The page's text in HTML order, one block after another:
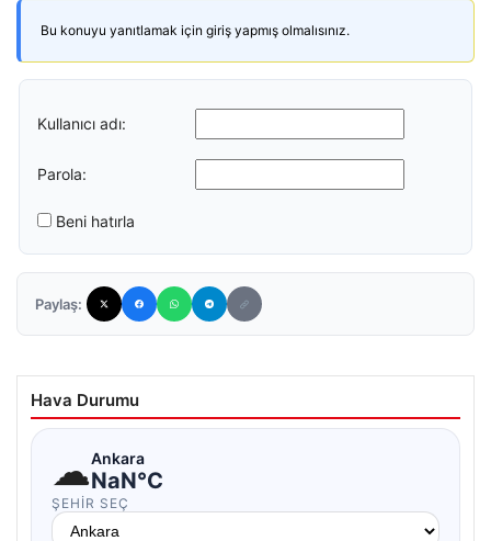
Bu konuyu yanıtlamak için giriş yapmış olmalısınız.
Kullanıcı adı:
Parola:
Beni hatırla
Paylaş:
Hava Durumu
☁Ankara
NaN°C
ŞEHIR SEÇ